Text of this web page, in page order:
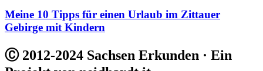
Meine 10 Tipps für einen Urlaub im Zittauer
Gebirge mit Kindern
Ⓒ 2012-2024 Sachsen Erkunden · Ein